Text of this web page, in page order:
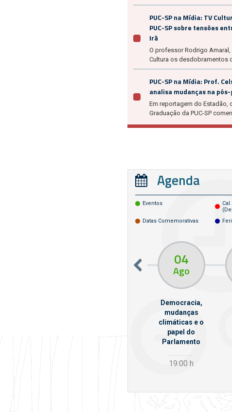
PUC-SP na Mídia: TV
PUC-SP sobre tensões
Irã
O professor Rodrigo
Cultura os desdobramentos
PUC-SP na Mídia: Prof.
analisa mudanças na
Em reportagem do Estadão,
Graduação da PUC-SP
Agenda
Eventos
Datas Comemorativas
04
Ago
Democracia,
mudanças
climáticas e o
papel do
Parlamento
19:00 h